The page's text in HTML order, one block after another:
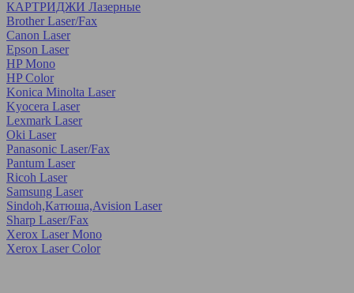
КАРТРИДЖИ Лазерные
Brother Laser/Fax
Canon Laser
Epson Laser
HP Mono
HP Color
Konica Minolta Laser
Kyocera Laser
Lexmark Laser
Oki Laser
Panasonic Laser/Fax
Pantum Laser
Ricoh Laser
Samsung Laser
Sindoh,Катюша,Avision Laser
Sharp Laser/Fax
Xerox Laser Mono
Xerox Laser Color